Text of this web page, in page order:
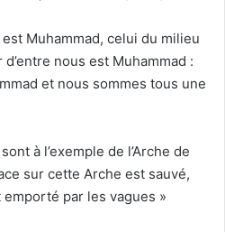
Muhammad, celui du milieu
nous est Muhammad :
et nous sommes tous une
à l’exemple de l’Arche de
sur cette Arche est sauvé,
par les vagues »